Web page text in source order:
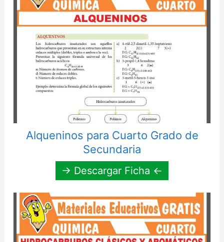
Alqueninos para Cuarto Grado de
Secundaria
→ Descargar Ficha ←